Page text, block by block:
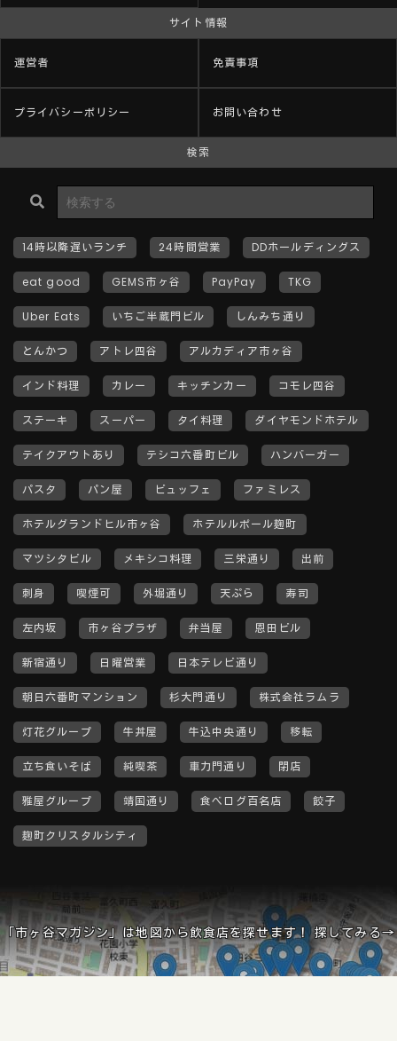
サイト情報
運営者 免責事項
プライバシーポリシー お問い合わせ
検索
14時以降遅いランチ 24時間営業 DDホールディングス
eat good GEMS市ヶ谷 PayPay TKG
Uber Eats いちご半蔵門ビル しんみち通り
とんかつ アトレ四谷 アルカディア市ヶ谷
インド料理 カレー キッチンカー コモレ四谷
ステーキ スーパー タイ料理 ダイヤモンドホテル
テイクアウトあり テシコ六番町ビル ハンバーガー
パスタ パン屋 ビュッフェ ファミレス
ホテルグランドヒル市ヶ谷 ホテルルポール麹町
マツシタビル メキシコ料理 三栄通り 出前
刺身 喫煙可 外堀通り 天ぷら 寿司
左内坂 市ヶ谷プラザ 弁当屋 恩田ビル
新宿通り 日曜営業 日本テレビ通り
朝日六番町マンション 杉大門通り 株式会社ラムラ
灯花グループ 牛丼屋 牛込中央通り 移転
立ち食いそば 純喫茶 車力門通り 閉店
雅屋グループ 靖国通り 食べログ百名店 餃子
麹町クリスタルシティ
「市ヶ谷マガジン」は地図から飲食店を探せます！ 探してみる→